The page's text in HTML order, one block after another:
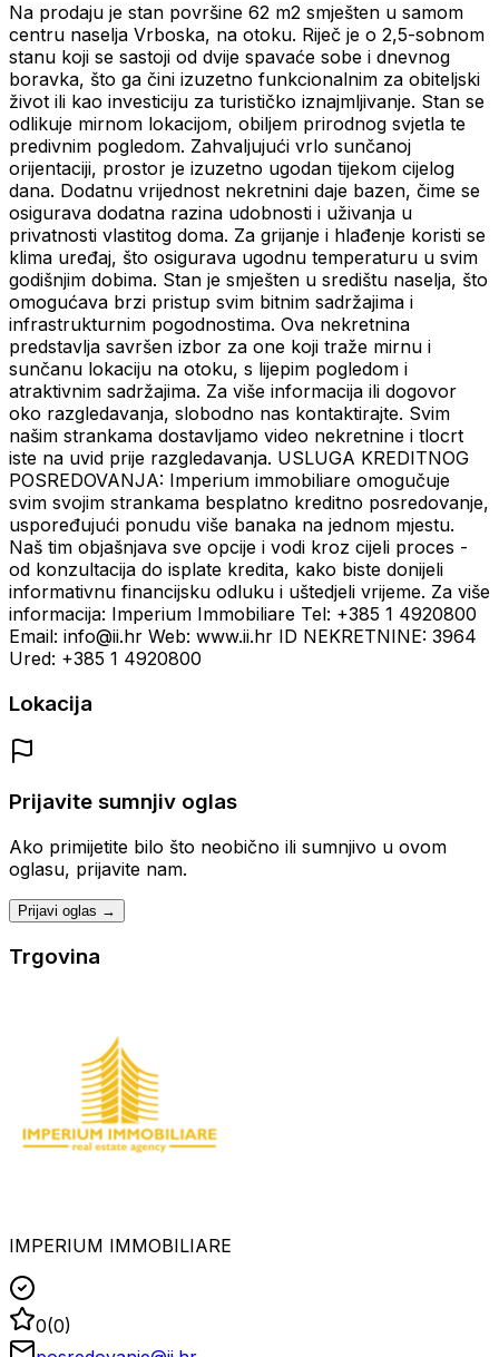
Na prodaju je stan površine 62 m2 smješten u samom
centru naselja Vrboska, na otoku. Riječ je o 2,5-sobnom
stanu koji se sastoji od dvije spavaće sobe i dnevnog
boravka, što ga čini izuzetno funkcionalnim za obiteljski
život ili kao investiciju za turističko iznajmljivanje. Stan se
odlikuje mirnom lokacijom, obiljem prirodnog svjetla te
predivnim pogledom. Zahvaljujući vrlo sunčanoj
orijentaciji, prostor je izuzetno ugodan tijekom cijelog
dana. Dodatnu vrijednost nekretnini daje bazen, čime se
osigurava dodatna razina udobnosti i uživanja u
privatnosti vlastitog doma. Za grijanje i hlađenje koristi se
klima uređaj, što osigurava ugodnu temperaturu u svim
godišnjim dobima. Stan je smješten u središtu naselja, što
omogućava brzi pristup svim bitnim sadržajima i
infrastrukturnim pogodnostima. Ova nekretnina
predstavlja savršen izbor za one koji traže mirnu i
sunčanu lokaciju na otoku, s lijepim pogledom i
atraktivnim sadržajima. Za više informacija ili dogovor
oko razgledavanja, slobodno nas kontaktirajte. Svim
našim strankama dostavljamo video nekretnine i tlocrt
iste na uvid prije razgledavanja. USLUGA KREDITNOG
POSREDOVANJA: Imperium immobiliare omogučuje
svim svojim strankama besplatno kreditno posredovanje,
uspoređujući ponudu više banaka na jednom mjestu.
Naš tim objašnjava sve opcije i vodi kroz cijeli proces -
od konzultacija do isplate kredita, kako biste donijeli
informativnu financijsku odluku i uštedjeli vrijeme. Za više
informacija: Imperium Immobiliare Tel: +385 1 4920800
Email: info@ii.hr Web: www.ii.hr ID NEKRETNINE: 3964
Ured: +385 1 4920800
Lokacija
Prijavite sumnjiv oglas
Ako primijetite bilo što neobično ili sumnjivo u ovom
oglasu, prijavite nam.
Prijavi oglas →
Trgovina
IMPERIUM IMMOBILIARE
0(0)